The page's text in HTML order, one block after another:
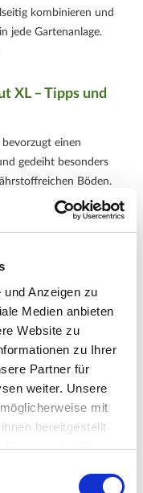
Anzeigen zu
Medien anbieten
Website zu
zu Ihrer
Partner für
weiter. Unsere
mit
bereitgestellt
Nutzung der Dienste
kombinieren und
jede Gartenanlage.
XL – Tipps und
einen
gedeiht besonders
Böden.
die Pflanze erst
weiterer Blüten
sie den
sich von